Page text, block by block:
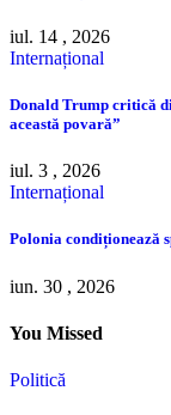
iul. 14 , 2026
Internațional
Donald Trump critică
această povară”
iul. 3 , 2026
Internațional
Polonia condiționează
iun. 30 , 2026
You Missed
Politică